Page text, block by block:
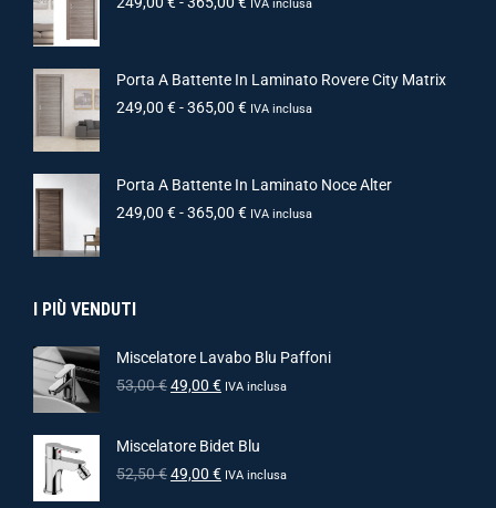
IVA inclusa
Porta A Battente In Laminato Rovere City Matrix
249,00 €-365,00 € IVA inclusa
Porta A Battente In Laminato Noce Alter
249,00 €-365,00 € IVA inclusa
I PIÙ VENDUTI
Miscelatore Lavabo Blu Paffoni
53,00€49,00 € IVA inclusa
Miscelatore Bidet Blu
52,50€49,00 € IVA inclusa